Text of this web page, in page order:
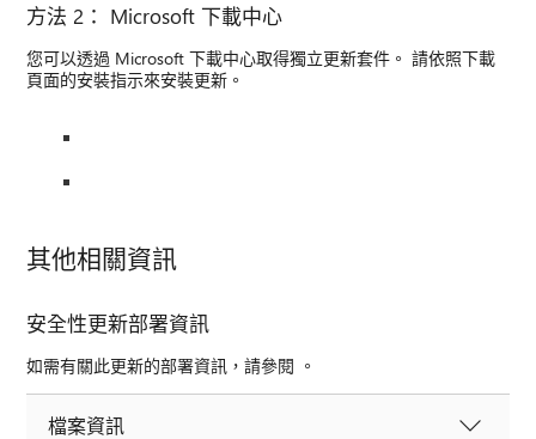
方法 2： Microsoft 下載中心
您可以透過 Microsoft 下載中心取得獨立更新套件。 請依照下載
頁面的安裝指示來安裝更新。
其他相關資訊
安全性更新部署資訊
如需有關此更新的部署資訊，請參閱 。
檔案資訊